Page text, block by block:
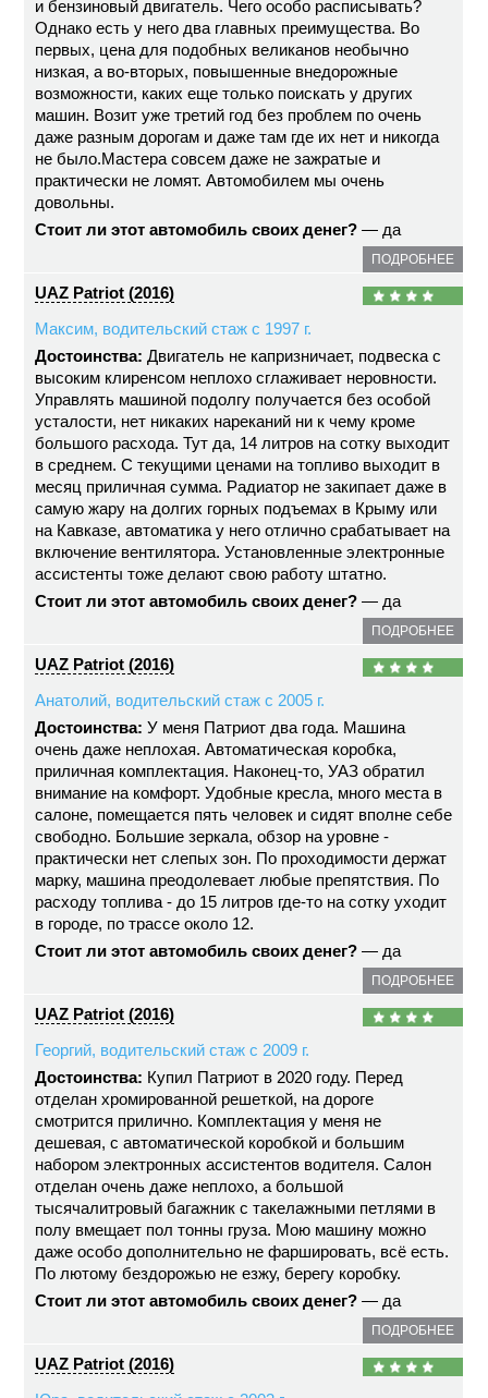
и бензиновый двигатель. Чего особо расписывать?
Однако есть у него два главных преимущества. Во
первых, цена для подобных великанов необычно
низкая, а во-вторых, повышенные внедорожные
возможности, каких еще только поискать у других
машин. Возит уже третий год без проблем по очень
даже разным дорогам и даже там где их нет и никогда
не было.Мастера совсем даже не зажратые и
практически не ломят. Автомобилем мы очень
довольны.
Стоит ли этот автомобиль своих денег? — да
ПОДРОБНЕЕ
UAZ Patriot (2016)
Максим, водительский стаж с 1997 г.
Достоинства: Двигатель не капризничает, подвеска с
высоким клиренсом неплохо сглаживает неровности.
Управлять машиной подолгу получается без особой
усталости, нет никаких нареканий ни к чему кроме
большого расхода. Тут да, 14 литров на сотку выходит
в среднем. С текущими ценами на топливо выходит в
месяц приличная сумма. Радиатор не закипает даже в
самую жару на долгих горных подъемах в Крыму или
на Кавказе, автоматика у него отлично срабатывает на
включение вентилятора. Установленные электронные
ассистенты тоже делают свою работу штатно.
Стоит ли этот автомобиль своих денег? — да
ПОДРОБНЕЕ
UAZ Patriot (2016)
Анатолий, водительский стаж с 2005 г.
Достоинства: У меня Патриот два года. Машина
очень даже неплохая. Автоматическая коробка,
приличная комплектация. Наконец-то, УАЗ обратил
внимание на комфорт. Удобные кресла, много места в
салоне, помещается пять человек и сидят вполне себе
свободно. Большие зеркала, обзор на уровне -
практически нет слепых зон. По проходимости держат
марку, машина преодолевает любые препятствия. По
расходу топлива - до 15 литров где-то на сотку уходит
в городе, по трассе около 12.
Стоит ли этот автомобиль своих денег? — да
ПОДРОБНЕЕ
UAZ Patriot (2016)
Георгий, водительский стаж с 2009 г.
Достоинства: Купил Патриот в 2020 году. Перед
отделан хромированной решеткой, на дороге
смотрится прилично. Комплектация у меня не
дешевая, с автоматической коробкой и большим
набором электронных ассистентов водителя. Салон
отделан очень даже неплохо, а большой
тысячалитровый багажник с такелажными петлями в
полу вмещает пол тонны груза. Мою машину можно
даже особо дополнительно не фаршировать, всё есть.
По лютому бездорожью не езжу, берегу коробку.
Стоит ли этот автомобиль своих денег? — да
ПОДРОБНЕЕ
UAZ Patriot (2016)